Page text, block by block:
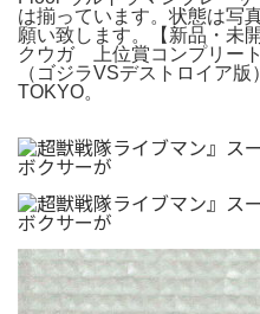
は揃っています。状態は写
願い致します。【新品・未
クウガ 上位賞コンプリー
（ゴジラVSデストロイア
TOKYO。